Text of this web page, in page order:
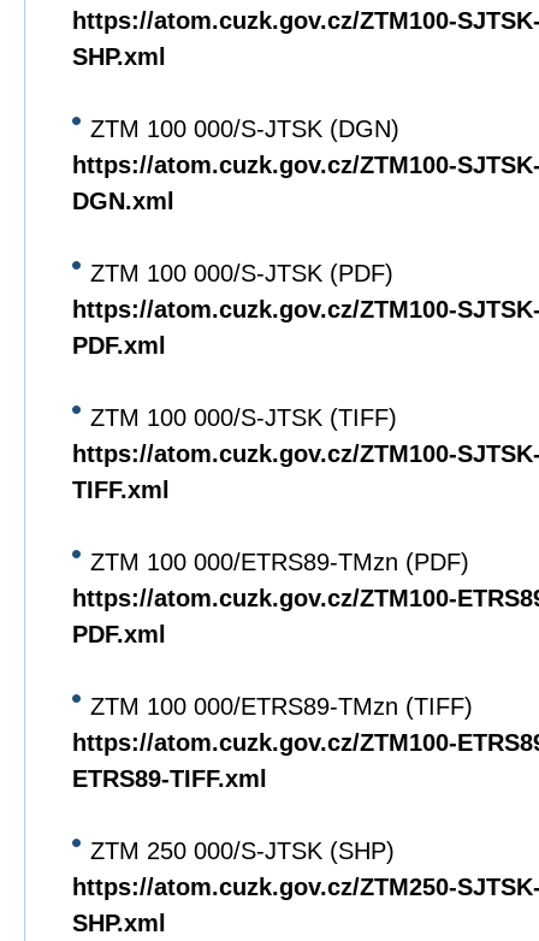
https://atom.cuzk.gov.cz/ZTM100-
SHP.xml
ZTM 100 000/S-JTSK (DGN)
https://atom.cuzk.gov.cz/ZTM100-
DGN.xml
ZTM 100 000/S-JTSK (PDF)
https://atom.cuzk.gov.cz/ZTM100-
PDF.xml
ZTM 100 000/S-JTSK (TIFF)
https://atom.cuzk.gov.cz/ZTM100-
TIFF.xml
ZTM 100 000/ETRS89-TMzn (PDF)
https://atom.cuzk.gov.cz/ZTM100-
PDF.xml
ZTM 100 000/ETRS89-TMzn (TIFF)
https://atom.cuzk.gov.cz/ZTM100-
ETRS89-TIFF.xml
ZTM 250 000/S-JTSK (SHP)
https://atom.cuzk.gov.cz/ZTM250-
SHP.xml